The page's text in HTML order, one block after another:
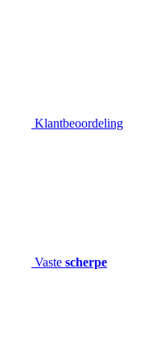
Klantbeoordeling
Vaste scherpe